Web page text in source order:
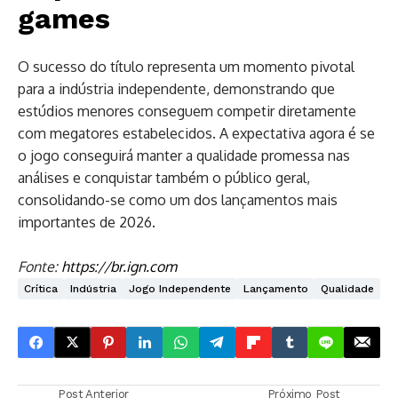
games
O sucesso do título representa um momento pivotal
para a indústria independente, demonstrando que
estúdios menores conseguem competir diretamente
com megatores estabelecidos. A expectativa agora é se
o jogo conseguirá manter a qualidade promessa nas
análises e conquistar também o público geral,
consolidando-se como um dos lançamentos mais
importantes de 2026.
Fonte: https://br.ign.com
Crítica Indústria Jogo Independente Lançamento Qualidade
Post Anterior Próximo Post